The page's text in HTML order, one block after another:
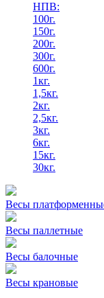
НПВ:
100г.
150г.
200г.
300г.
600г.
1кг.
1,5кг.
2кг.
2,5кг.
3кг.
6кг.
15кг.
30кг.
Весы
Весы паллетные
Весы балочные
Весы крановые